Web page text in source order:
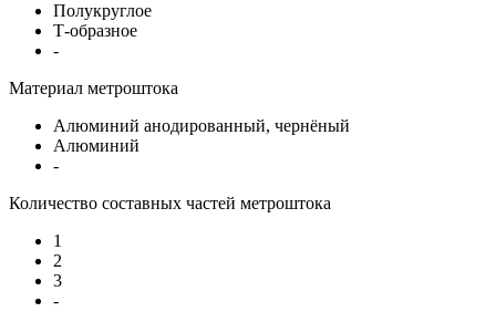
Полукруглое
Т-образное
-
Материал метроштока
Алюминий анодированный, чернёный
Алюминий
-
Количество составных частей метроштока
1
2
3
-